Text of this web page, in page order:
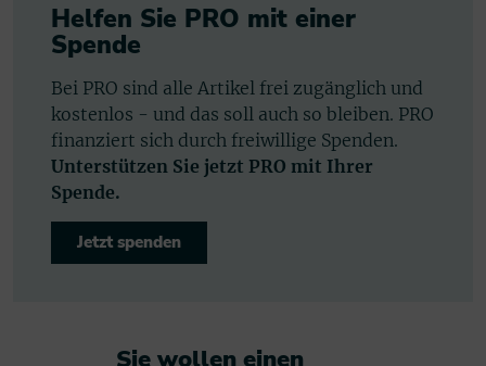
Helfen Sie PRO mit einer
Spende
Bei PRO sind alle Artikel frei zugänglich und
kostenlos - und das soll auch so bleiben. PRO
finanziert sich durch freiwillige Spenden.
Unterstützen Sie jetzt PRO mit Ihrer
Spende.
Jetzt spenden
Sie wollen einen